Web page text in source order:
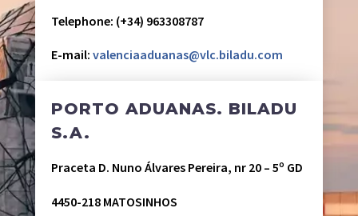
Telephone: (+34) 963308787
E-mail:valenciaaduanas@vlc.biladu.com
PORTO ADUANAS. BILADU
S.A.
Praceta D. Nuno Álvares Pereira, nr 20 – 5º GD
4450-218 MATOSINHOS